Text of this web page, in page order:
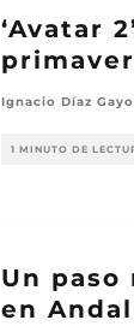
‘Avatar
Ignacio Díaz
1 MINUTO DE
Un paso
en